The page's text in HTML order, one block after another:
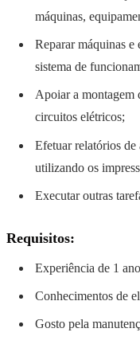
máquinas,
Reparar máquinas e
sistema de
Apoiar a montagem
circuitos elétricos;
Efetuar relatórios de
utilizando os
Executar outras
Requisitos:
Experiência de 1
Conhecimentos de
Gosto pela